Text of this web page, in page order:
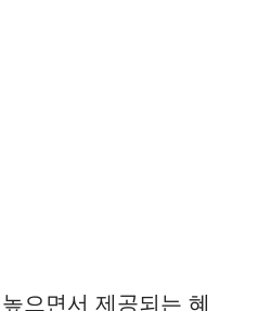
으면서 제공되는 혜